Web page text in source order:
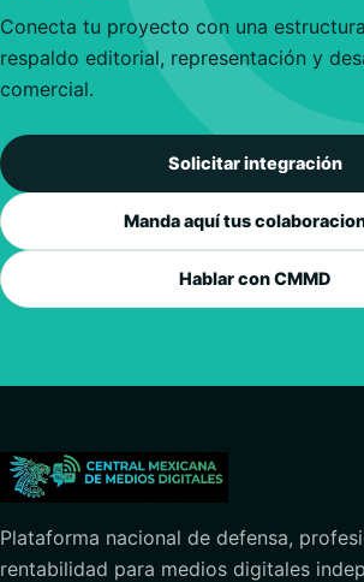
Conecta tu proyecto con una
respaldo editorial, representación y
comercial.
Solicitar integración
Manda aquí tus
Hablar con CMMD
Plataforma nacional de defensa,
rentabilidad para medios digitales